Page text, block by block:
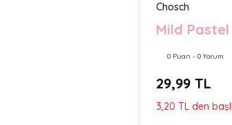
Chosch
Mild
0 Puan - 0 Yorum
29,99 TL
3,20 TL den